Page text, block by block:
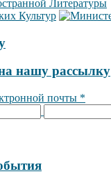
нашу рассылку
почты *